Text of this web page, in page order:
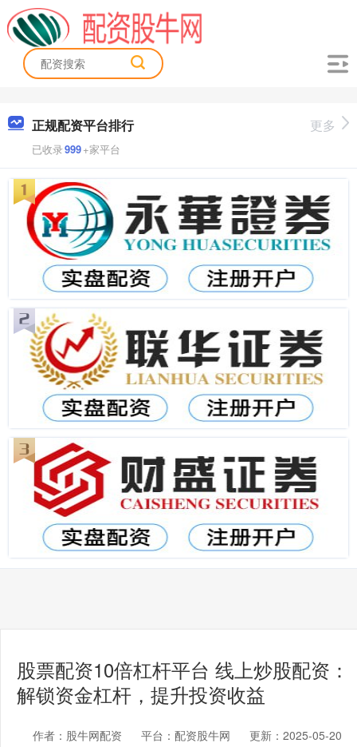
正规配资平台排行
已收录999+家平台
更多
股票配资10倍杠杆平台 线上炒股配资：
解锁资金杠杆，提升投资收益
作者：股牛网配资 平台：配资股牛网
更新：2025-05-20